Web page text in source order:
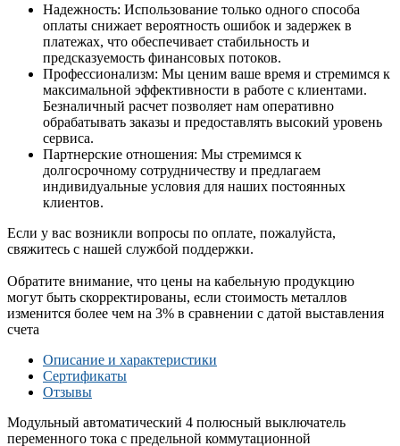
Надежность: Использование только одного способа
оплаты снижает вероятность ошибок и задержек в
платежах, что обеспечивает стабильность и
предсказуемость финансовых потоков.
Профессионализм: Мы ценим ваше время и стремимся к
максимальной эффективности в работе с клиентами.
Безналичный расчет позволяет нам оперативно
обрабатывать заказы и предоставлять высокий уровень
сервиса.
Партнерские отношения: Мы стремимся к
долгосрочному сотрудничеству и предлагаем
индивидуальные условия для наших постоянных
клиентов.
Если у вас возникли вопросы по оплате, пожалуйста,
свяжитесь с нашей службой поддержки.
Обратите внимание, что цены на кабельную продукцию
могут быть скорректированы, если стоимость металлов
изменится более чем на 3% в сравнении с датой выставления
счета
Описание и характеристики
Сертификаты
Отзывы
Модульный автоматический 4 полюсный выключатель
переменного тока с предельной коммутационной